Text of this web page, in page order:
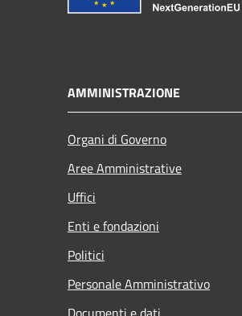
AMMINISTRAZIONE
Organi di Governo
Aree Amministrative
Uffici
Enti e fondazioni
Politici
Personale Amministrativo